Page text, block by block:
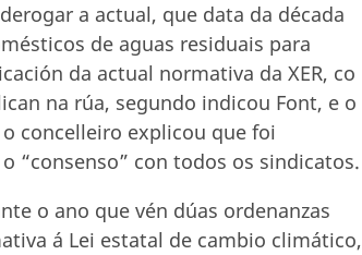
a actual, que data da década
de aguas residuais para
da actual normativa da XER, co
na rúa, segundo indicou Font, e o
concelleiro explicou que foi
“consenso” con todos os sindicatos.
o ano que vén dúas ordenanzas
á Lei estatal de cambio climático,